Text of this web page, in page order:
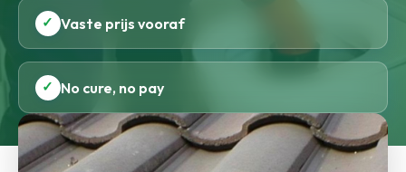
✓ Vaste prijs vooraf
✓ No cure, no pay